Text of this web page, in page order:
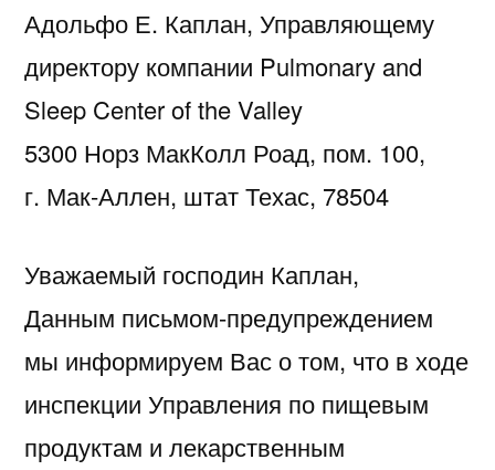
Адольфо Е. Каплан, Управляющему
директору компании Pulmonary and
Sleep Center of the Valley
5300 Норз МакКолл Роад, пом. 100,
г. Мак-Аллен, штат Техас, 78504
Уважаемый господин Каплан,
Данным письмом-предупреждением
мы информируем Вас о том, что в ходе
инспекции Управления по пищевым
продуктам и лекарственным